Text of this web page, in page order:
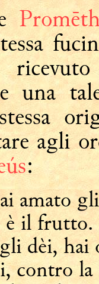
una
agli
:
amato
è il
dèi,
contro la